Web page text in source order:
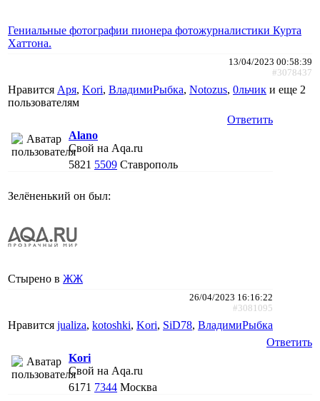
Гениальные фотографии пионера фотожурналистики Курта
Хаттона.
13/04/2023 00:58:39
#3078437
Нравится Аря, Kori, ВладимиРыбка, Notozus, 0льчик и еще 2
пользователям
Ответить
Alano
Свой на Aqa.ru
5821 5509 Ставрополь
Зелёненький он был:
Стырено в ЖЖ
26/04/2023 16:16:22
#3081095
Нравится jualiza, kotoshki, Kori, SiD78, ВладимиРыбка
Ответить
Kori
Свой на Aqa.ru
6171 7344 Москва